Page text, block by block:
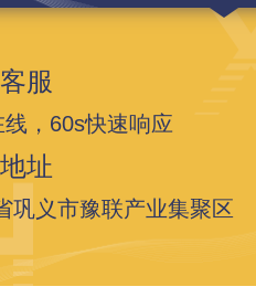
服
线，60s快速响应
址
巩义市豫联产业集聚区